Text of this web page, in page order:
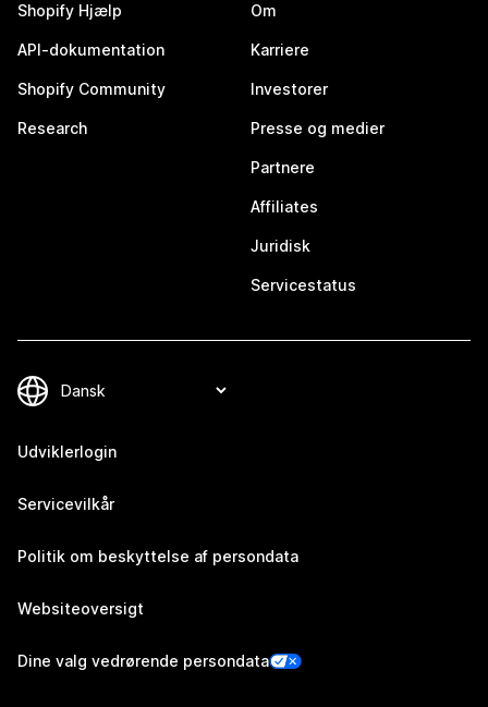
Shopify Hjælp
API-dokumentation
Shopify Community
Research
Om
Karriere
Investorer
Presse og medier
Partnere
Affiliates
Juridisk
Servicestatus
Udviklerlogin
Servicevilkår
Politik om beskyttelse af persondata
Websiteoversigt
Dine valg vedrørende persondata